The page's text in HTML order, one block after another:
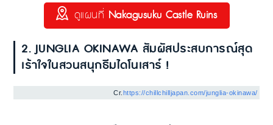
ดูแผนที่ Nakagusuku Castle Ruins
2. JUNGLIA OKINAWA สัมผัสประสบการณ์สุด
เร้าใจในสวนสนุกธีมไดโนเสาร์ !
Cr. https://chillchilljapan.com/junglia-okinawa/